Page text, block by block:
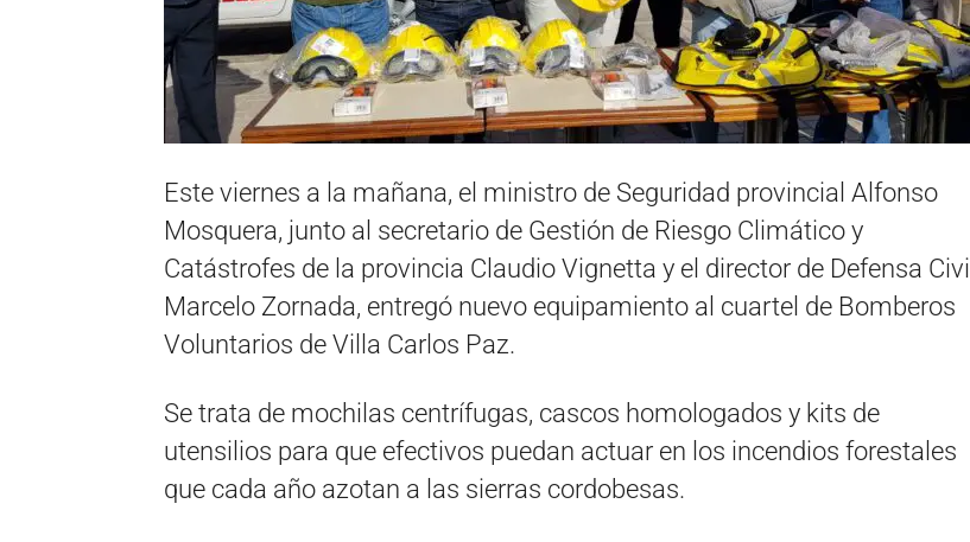
Este viernes a la mañana, el ministro de Seguridad provincial Alfonso
Mosquera, junto al secretario de Gestión de Riesgo Climático y
Catástrofes de la provincia Claudio Vignetta y el director de Defensa Civil
Marcelo Zornada, entregó nuevo equipamiento al cuartel de Bomberos
Voluntarios de Villa Carlos Paz.
Se trata de mochilas centrífugas, cascos homologados y kits de
utensilios para que efectivos puedan actuar en los incendios forestales
que cada año azotan a las sierras cordobesas.